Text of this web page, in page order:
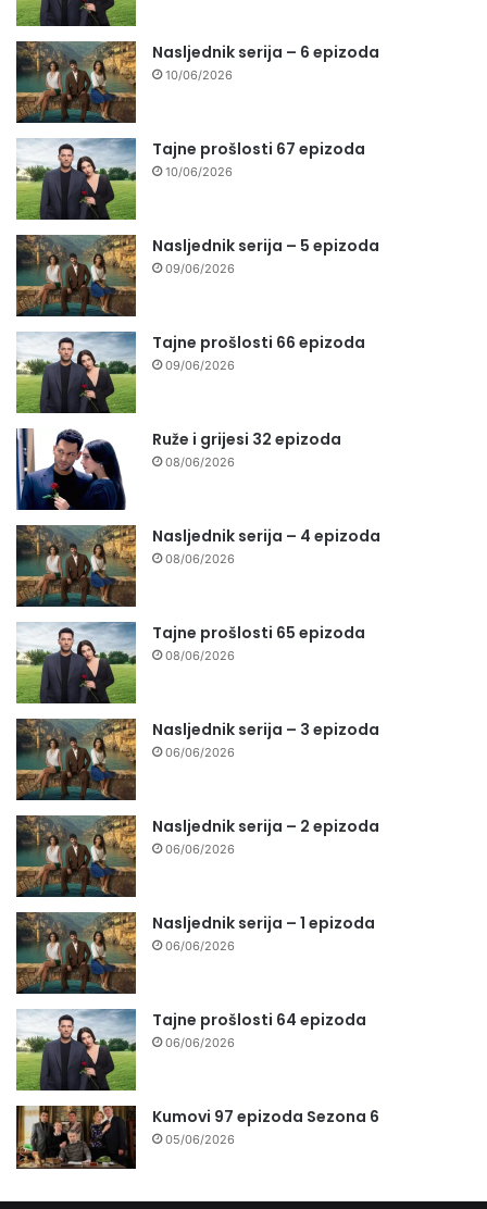
Nasljednik serija – 6 epizoda
10/06/2026
Tajne prošlosti 67 epizoda
10/06/2026
Nasljednik serija – 5 epizoda
09/06/2026
Tajne prošlosti 66 epizoda
09/06/2026
Ruže i grijesi 32 epizoda
08/06/2026
Nasljednik serija – 4 epizoda
08/06/2026
Tajne prošlosti 65 epizoda
08/06/2026
Nasljednik serija – 3 epizoda
06/06/2026
Nasljednik serija – 2 epizoda
06/06/2026
Nasljednik serija – 1 epizoda
06/06/2026
Tajne prošlosti 64 epizoda
06/06/2026
Kumovi 97 epizoda Sezona 6
05/06/2026